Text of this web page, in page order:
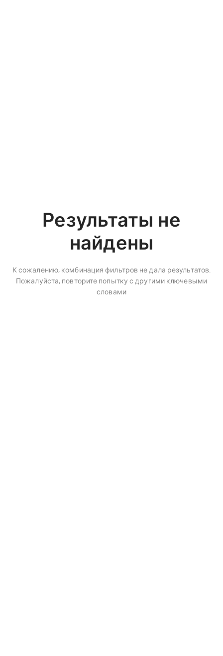
Результаты не
найдены
К сожалению, комбинация фильтров не дала результатов.
Пожалуйста, повторите попытку с другими ключевыми
словами